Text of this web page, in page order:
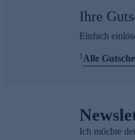
Ihre
Einfach
1Alle
Ich möchte